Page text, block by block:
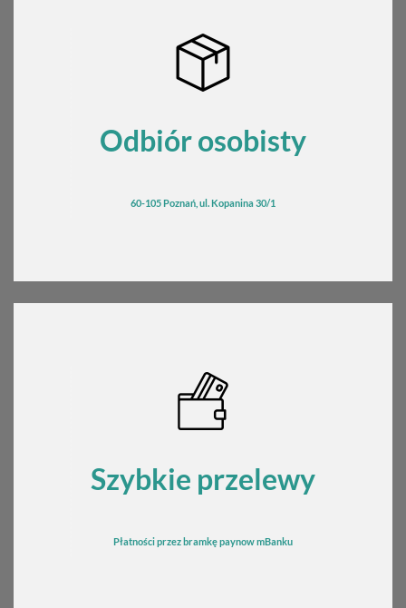
Odbiór osobisty
60-105 Poznań, ul. Kopanina 30/1
Szybkie przelewy
Płatności przez bramkępaynow mBanku